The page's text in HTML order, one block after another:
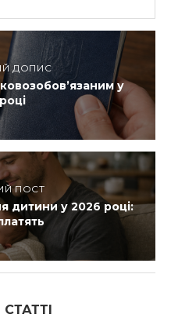
ДОПИС
у
ПОСТ
дитини у 2026 році: